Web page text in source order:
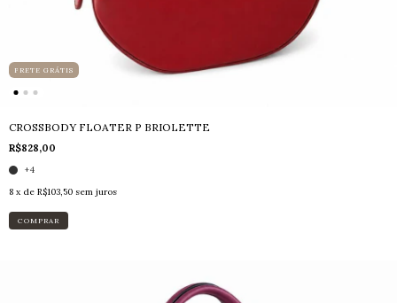
FRETE GRÁTIS
CROSSBODY FLOATER P BRIOLETTE
R$828,00
+4
8 x de R$103,50 sem juros
COMPRAR